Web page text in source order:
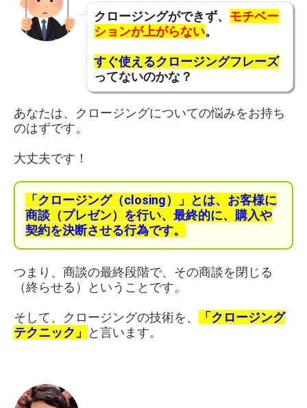
クロージングができず、 モチベー
ションが上がらない。
すぐ使えるクロージングフレーズ
ってないのかな？
あなたは、クロージングについての悩みをお持ち
のはずです。
大丈夫です！
「クロージング（closing）」とは、お客様に
商談（プレゼン）を行い、最終的に、購入や
契約を決断させる行為です。
つまり、商談の最終段階で、その商談を閉じる
（終らせる）ということです。
そして、クロージングの技術を、
「クロージング
テクニック」
と言います。